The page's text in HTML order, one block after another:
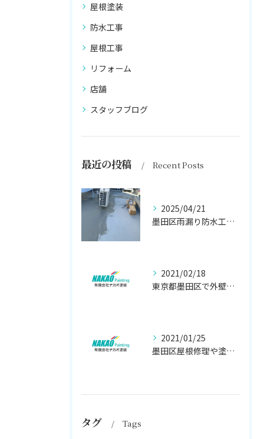
屋根塗装
防水工事
屋根工事
リフォーム
店舗
スタッフブログ
最近の投稿 Recent Posts
2025/04/21
墨田区雨漏り防水工事はナカオ塗装まで！！
2021/02/18
東京都墨田区で外壁塗り替え工事なら(有)ナカオ塗装にお任せ
2021/01/25
墨田区屋根修理や塗装工事は、【人気のナカオ塗装へ！】
タグ Tags